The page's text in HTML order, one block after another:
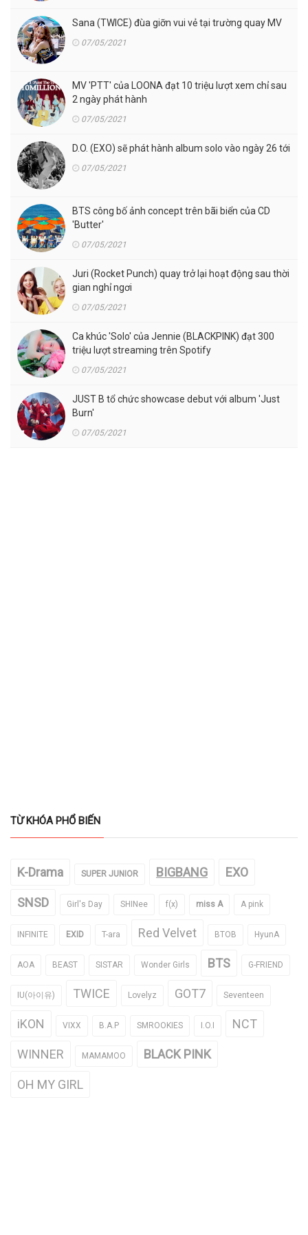
Sana (TWICE) đùa giỡn vui vẻ tại trường quay MV
07/05/2021
MV 'PTT' của LOONA đạt 10 triệu lượt xem chỉ sau
2 ngày phát hành
07/05/2021
D.O. (EXO) sẽ phát hành album solo vào ngày 26 tới
07/05/2021
BTS công bố ảnh concept trên bãi biển của CD
'Butter'
07/05/2021
Juri (Rocket Punch) quay trở lại hoạt động sau thời
gian nghỉ ngơi
07/05/2021
Ca khúc 'Solo' của Jennie (BLACKPINK) đạt 300
triệu lượt streaming trên Spotify
07/05/2021
JUST B tổ chức showcase debut với album 'Just
Burn'
07/05/2021
TỪ KHÓA PHỔ BIẾN
K-Drama SUPER JUNIOR BIGBANG EXO
SNSD Girl's Day SHINee f(x) miss A A pink
INFINITE EXID T-ara Red Velvet BTOB HyunA
AOA BEAST SISTAR Wonder Girls BTS G-FRIEND
IU(아이유) TWICE Lovelyz GOT7 Seventeen
iKON VIXX B.A.P SMROOKIES I.O.I NCT
WINNER MAMAMOO BLACK PINK
OH MY GIRL